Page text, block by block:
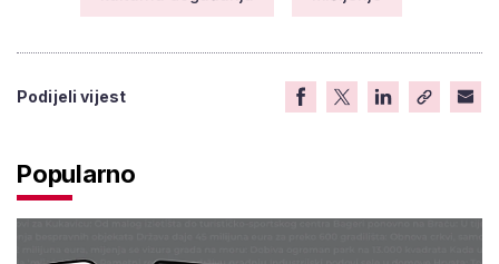
Podijeli vijest
Popularno